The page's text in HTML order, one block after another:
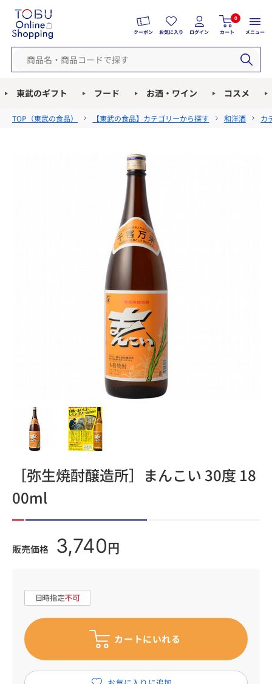
クーポン お気に入り ログイン
0
カート メニュー
東武のギフト フード お酒・ワイン コスメ
TOP（東武の食品） 【東武の食品】カテゴリーから探す 和洋酒 カ
［弥生焼酎醸造所］まんこい 30度 18
00ml
販売価格 3,740 円